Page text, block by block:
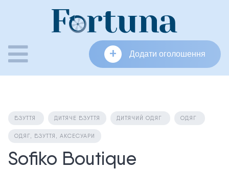
+ Додати оголошення
ВЗУТТЯ ДИТЯЧЕ ВЗУТТЯ ДИТЯЧИЙ ОДЯГ ОДЯГ
ОДЯГ, ВЗУТТЯ, АКСЕСУАРИ
Sofiko Boutique